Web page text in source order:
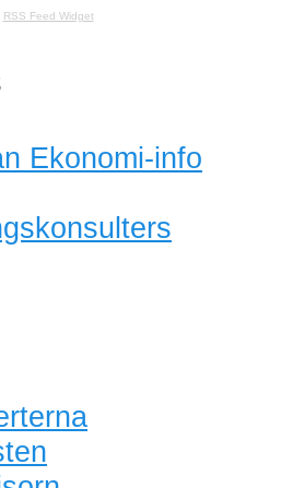
RSS Feed Widget
Ekonomi-info